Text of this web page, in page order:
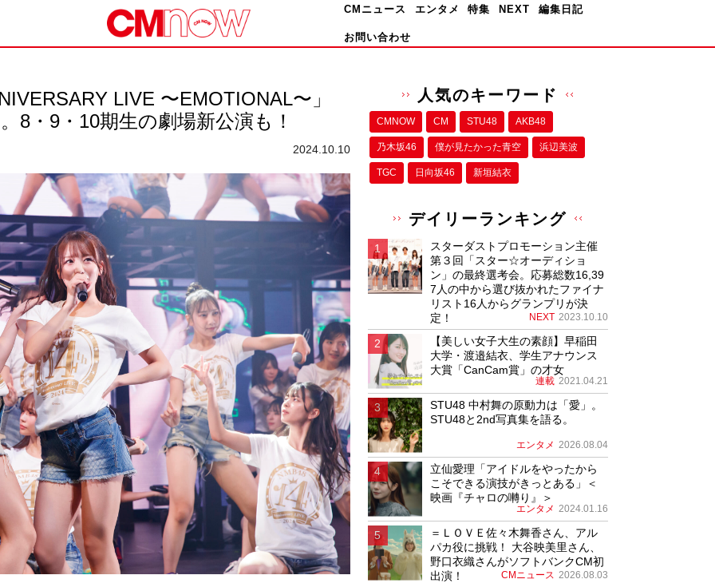
CMニュース エンタメ 特集 NEXT 編集日記
お問い合わせ
LIVE 〜EMOTIONAL〜」
8・9・10期生の劇場新公演も！
2024.10.10
人気のキーワード
CMNOW CM STU48 AKB48
乃木坂46 僕が⾒たかった⻘空 浜辺美波
TGC 日向坂46 新垣結衣
デイリーランキング
スターダストプロモーション主催
第３回「スター☆オーディショ
ン」の最終選考会。応募総数16,39
7人の中から選び抜かれたファイナ
リスト16人からグランプリが決
定！
NEXT 2023.10.10
【美しい女子大生の素顔】早稲田
大学・渡邉結衣、学生アナウンス
大賞「CanCam賞」の才女
連載 2021.04.21
STU48 中村舞の原動力は「愛」。
STU48と2nd写真集を語る。
エンタメ 2026.08.04
立仙愛理「アイドルをやったから
こそできる演技がきっとある」＜
映画『チャロの囀り』＞
エンタメ 2024.01.16
＝ＬＯＶＥ佐々木舞香さん、アル
パカ役に挑戦！ 大谷映美里さん、
野口衣織さんがソフトバンクCM初
出演！
CMニュース 2026.08.03